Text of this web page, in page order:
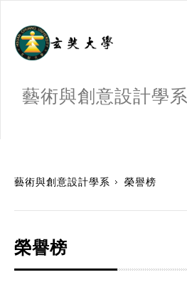
藝術與創意設計學系
藝術與創意設計學系 榮譽榜
榮譽榜